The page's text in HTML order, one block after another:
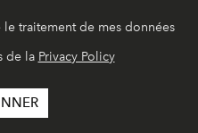
traitement de mes données
de la Privacy Policy